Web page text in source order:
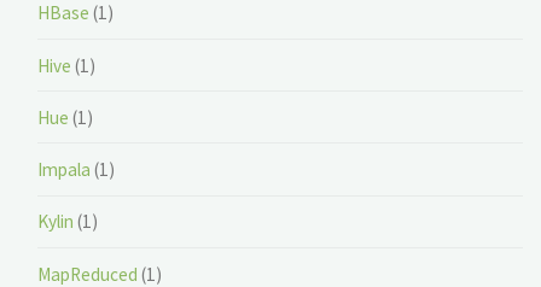
HBase (1)
Hive (1)
Hue (1)
Impala (1)
Kylin (1)
MapReduced (1)